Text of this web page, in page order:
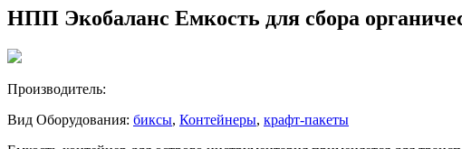
НПП Экобаланс Емкость для сбора
Производитель:
Вид Оборудования: биксы, Контейнеры, крафт-пакеты